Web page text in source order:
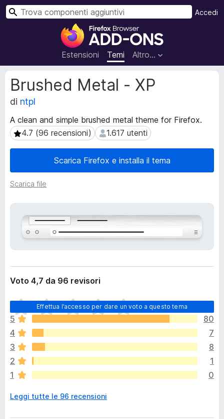
C
o
m
p
n
t
i
a
g
g
t
i
p
F
i
r
e
f
o
x
Estensioni Temi Altro…
Accedi
C
Brushed Metal - XP
di ntpl
A clean and simple brushed metal theme for Firefox.
4.7 (96 recensioni)
4.7 (96 recensioni) 1.617 utenti
1.617 utenti
Scarica Firefox e installa il tema
Scarica file
M
e
t
d
a
s
t
Voto 4,7 da 96 revisori
Effettua l’accesso per dare un voto a questo tema
N
o
n
c
i
s
o
n
a
5
80
4
7
3
8
2
1
1
0
Leggi tutte le 96 recensioni